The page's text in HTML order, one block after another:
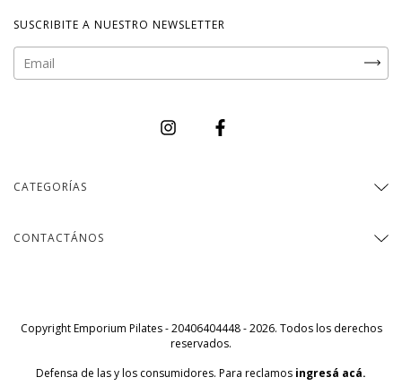
SUSCRIBITE A NUESTRO NEWSLETTER
CATEGORÍAS
CONTACTÁNOS
Copyright Emporium Pilates - 20406404448 - 2026. Todos los derechos
reservados.
Defensa de las y los consumidores. Para reclamos ingresá acá.